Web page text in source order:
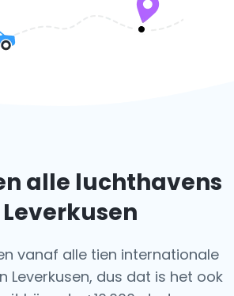
alle luchthavens
vanaf alle tien internationale
Leverkusen, dus dat is het ook